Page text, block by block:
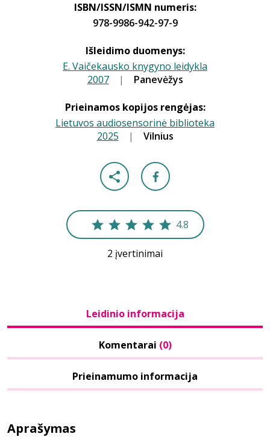
ISBN/ISSN/ISMN numeris:
978-9986-942-97-9
Išleidimo duomenys:
E. Vaičekausko knygyno leidykla
|
2007 | Panevėžys
Prieinamos kopijos rengėjas:
Lietuvos audiosensorinė biblioteka
2025 | Vilnius
4.8
2 įvertinimai
Leidinio informacija
Komentarai (0)
Prieinamumo informacija
Aprašymas